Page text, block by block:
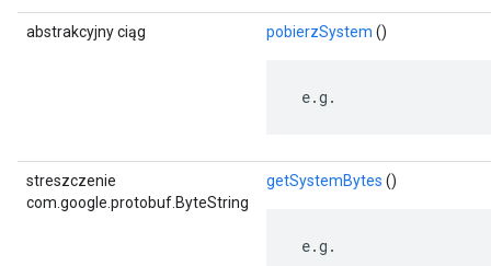
abstrakcyjny ciąg pobierzSystem ()
e.g.
streszczenie
com.google.protobuf.ByteString
getSystemBytes ()
e.g.